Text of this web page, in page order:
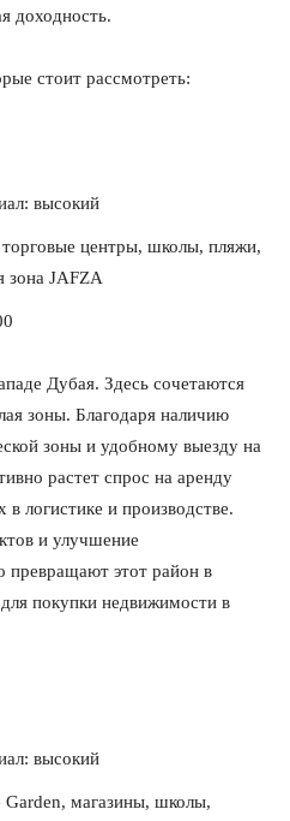
доходность.
стоит рассмотреть:
высокий
центры, школы, пляжи,
зона JAFZA
Дубая. Здесь сочетаются
зоны. Благодаря наличию
зоны и удобному выезду на
растет спрос на аренду
в логистике и производстве.
и улучшение
превращают этот район в
покупки недвижимости в
высокий
магазины, школы,